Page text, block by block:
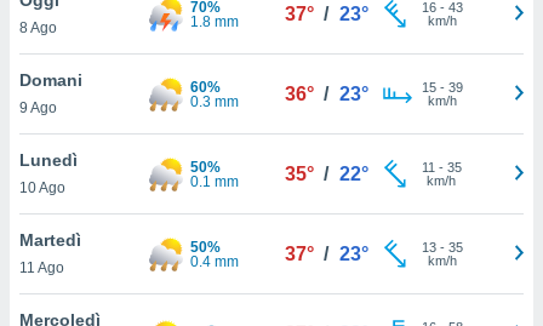
è
al sito
di
ci
di
il
8 Ago
70%
1.8 mm
37° / 23° 16- 43
km/h
Domani
9 Ago
60%
0.3 mm
36° / 23° 15- 39
km/h
Lunedì
10 Ago
50%
0.1 mm
35° / 22° 11 - 35
km/h
Martedì
11 Ago
50%
0.4 mm
37° / 23° 13- 35
km/h
Mercoledì